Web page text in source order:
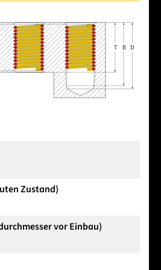
Zustand)
vor Einbau)